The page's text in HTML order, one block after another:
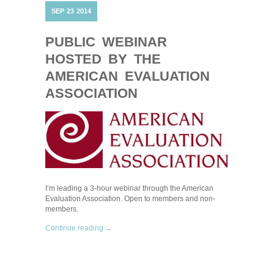
SEP 23 2014
PUBLIC WEBINAR
HOSTED BY THE
AMERICAN EVALUATION
ASSOCIATION
I’m leading a 3-hour webinar through the American
Evaluation Association. Open to members and non-
members.
Continue reading →